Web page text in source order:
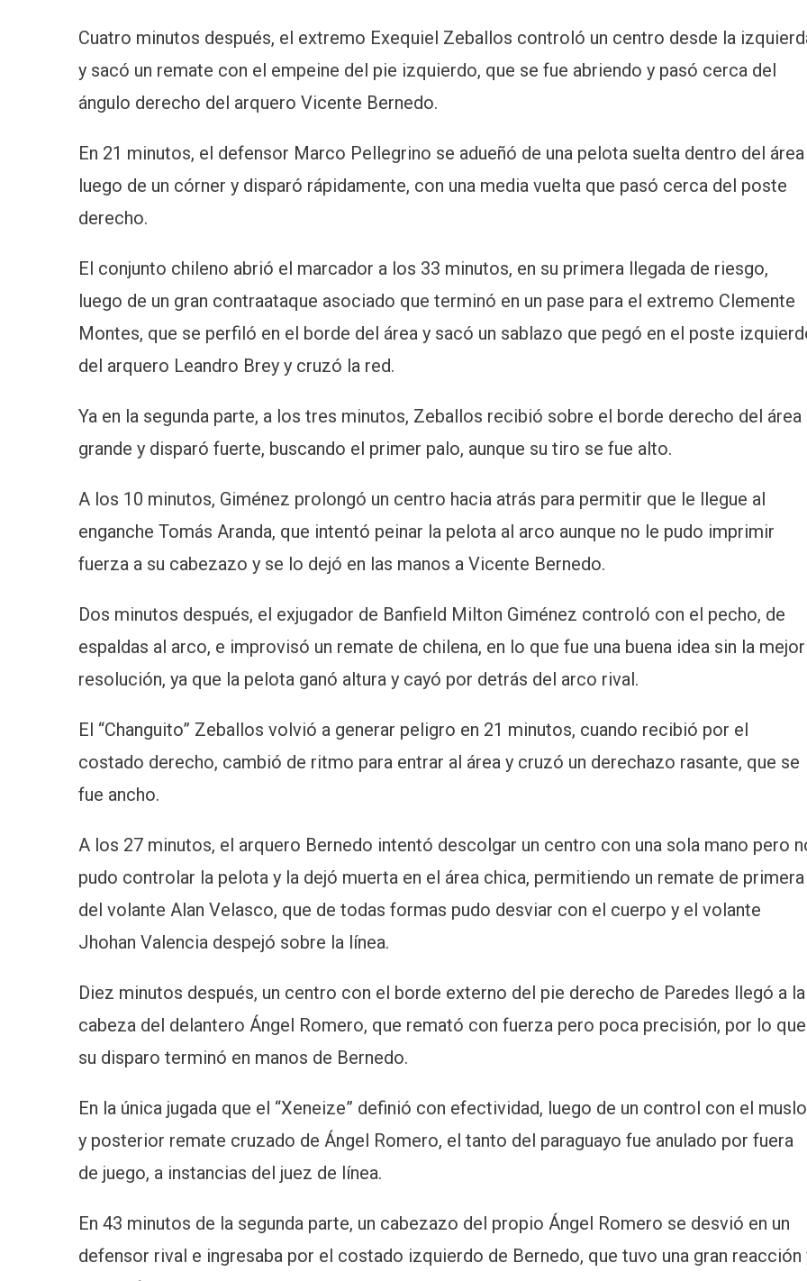
Cuatro minutos después, el extremo Exequiel Zeballos controló un centro desde la
y sacó un remate con el empeine del pie izquierdo, que se fue abriendo y pasó cerca del
ángulo derecho del arquero Vicente Bernedo.
En 21 minutos, el defensor Marco Pellegrino se adueñó de una pelota suelta dentro del área
luego de un córner y disparó rápidamente, con una media vuelta que pasó cerca del poste
derecho.
El conjunto chileno abrió el marcador a los 33 minutos, en su primera llegada de riesgo,
luego de un gran contraataque asociado que terminó en un pase para el extremo Clemente
Montes, que se perfiló en el borde del área y sacó un sablazo que pegó en el poste
del arquero Leandro Brey y cruzó la red.
Ya en la segunda parte, a los tres minutos, Zeballos recibió sobre el borde derecho del área
grande y disparó fuerte, buscando el primer palo, aunque su tiro se fue alto.
A los 10 minutos, Giménez prolongó un centro hacia atrás para permitir que le llegue al
enganche Tomás Aranda, que intentó peinar la pelota al arco aunque no le pudo imprimir
fuerza a su cabezazo y se lo dejó en las manos a Vicente Bernedo.
Dos minutos después, el exjugador de Banfield Milton Giménez controló con el pecho, de
espaldas al arco, e improvisó un remate de chilena, en lo que fue una buena idea sin la mejor
resolución, ya que la pelota ganó altura y cayó por detrás del arco rival.
El “Changuito” Zeballos volvió a generar peligro en 21 minutos, cuando recibió por el
costado derecho, cambió de ritmo para entrar al área y cruzó un derechazo rasante, que se
fue ancho.
A los 27 minutos, el arquero Bernedo intentó descolgar un centro con una sola mano pero
pudo controlar la pelota y la dejó muerta en el área chica, permitiendo un remate de primera
del volante Alan Velasco, que de todas formas pudo desviar con el cuerpo y el volante
Jhohan Valencia despejó sobre la línea.
Diez minutos después, un centro con el borde externo del pie derecho de Paredes llegó a la
cabeza del delantero Ángel Romero, que remató con fuerza pero poca precisión, por lo que
su disparo terminó en manos de Bernedo.
En la única jugada que el “Xeneize” definió con efectividad, luego de un control con el muslo
y posterior remate cruzado de Ángel Romero, el tanto del paraguayo fue anulado por fuera
de juego, a instancias del juez de línea.
En 43 minutos de la segunda parte, un cabezazo del propio Ángel Romero se desvió en un
defensor rival e ingresaba por el costado izquierdo de Bernedo, que tuvo una gran reacción